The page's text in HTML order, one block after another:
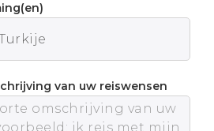
van uw reiswensen